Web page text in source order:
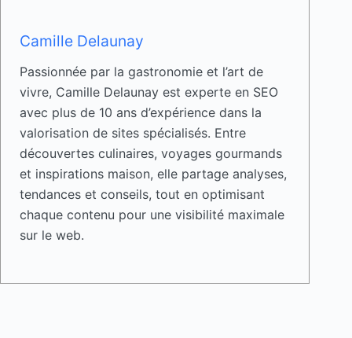
Camille Delaunay
Passionnée par la gastronomie et l’art de
vivre, Camille Delaunay est experte en SEO
avec plus de 10 ans d’expérience dans la
valorisation de sites spécialisés. Entre
découvertes culinaires, voyages gourmands
et inspirations maison, elle partage analyses,
tendances et conseils, tout en optimisant
chaque contenu pour une visibilité maximale
sur le web.